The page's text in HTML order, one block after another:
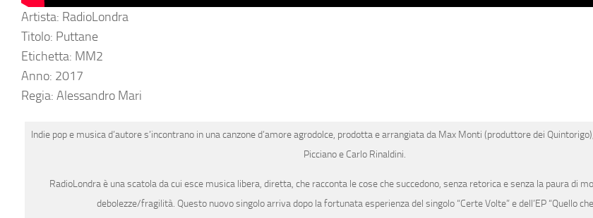
Artista: RadioLondra
Titolo: Puttane
Etichetta: MM2
Anno: 2017
Regia: Alessandro Mari
Indie pop e musica d’autores’incontrano in una canzone d’amore agrodolce, prodotta e arrangiata da Max Monti (produttore dei Quintorigo)
Picciano e Carlo Rinaldini.
RadioLondra è una scatola da cui esce musica libera, diretta, che racconta le cose che succedono, senza retorica e senza la paura di
debolezze/fragilità. Questo nuovo singolo arriva dopo la fortunata esperienza del singolo “Certe Volte” e dell’EP “Quello